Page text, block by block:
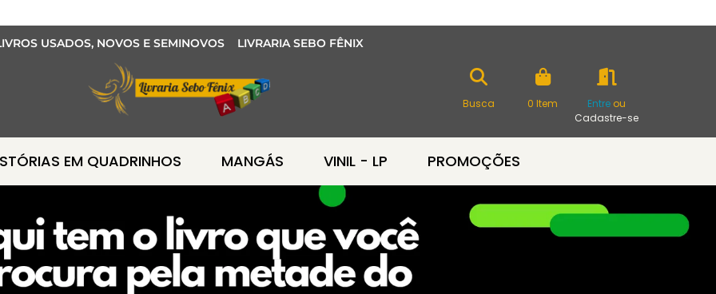
USADOS, NOVOS E SEMINOVOS LIVRARIA SEBO FÊNIX
Busca 0 Item Entre ou
Cadastre-se
EM QUADRINHOS MANGÁS VINIL - LP PROMOÇÕES